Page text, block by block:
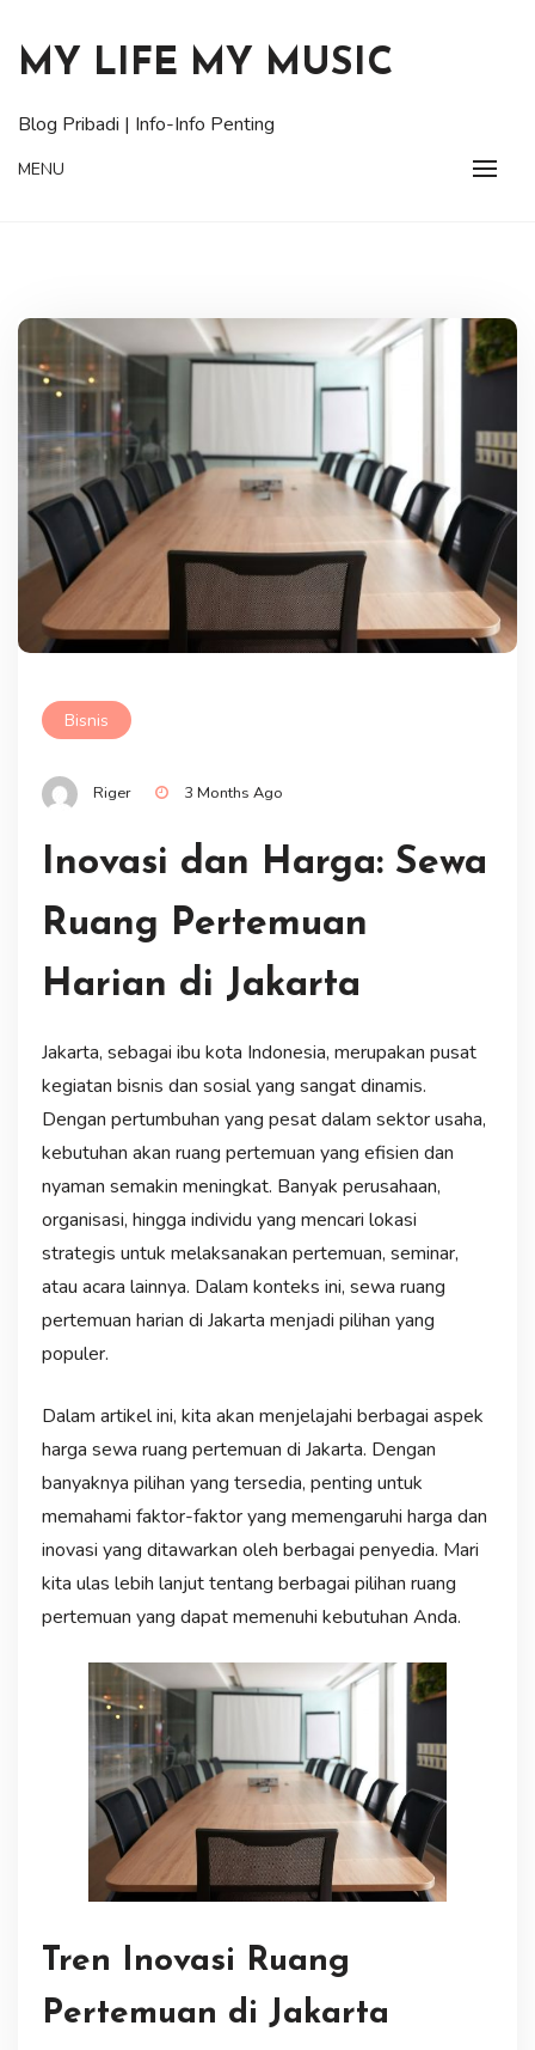
content
MY LIFE MY MUSIC
Blog Pribadi | Info-Info Penting
MENU
Bisnis
Riger 3 Months Ago
Inovasi dan Harga: Sewa
Ruang Pertemuan
Harian di Jakarta
Jakarta, sebagai ibu kota Indonesia, merupakan pusat
kegiatan bisnis dan sosial yang sangat dinamis.
Dengan pertumbuhan yang pesat dalam sektor usaha,
kebutuhan akan ruang pertemuan yang efisien dan
nyaman semakin meningkat. Banyak perusahaan,
organisasi, hingga individu yang mencari lokasi
strategis untuk melaksanakan pertemuan, seminar,
atau acara lainnya. Dalam konteks ini, sewa ruang
pertemuan harian di Jakarta menjadi pilihan yang
populer.
Dalam artikel ini, kita akan menjelajahi berbagai aspek
harga sewa ruang pertemuan di Jakarta. Dengan
banyaknya pilihan yang tersedia, penting untuk
memahami faktor-faktor yang memengaruhi harga dan
inovasi yang ditawarkan oleh berbagai penyedia. Mari
kita ulas lebih lanjut tentang berbagai pilihan ruang
pertemuan yang dapat memenuhi kebutuhan Anda.
Tren Inovasi Ruang
Pertemuan di Jakarta